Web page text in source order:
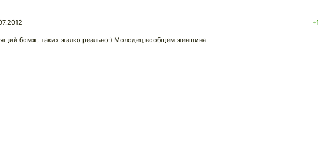
+1
бомж, таких жалко реально:) Молодец вообщем женщина.